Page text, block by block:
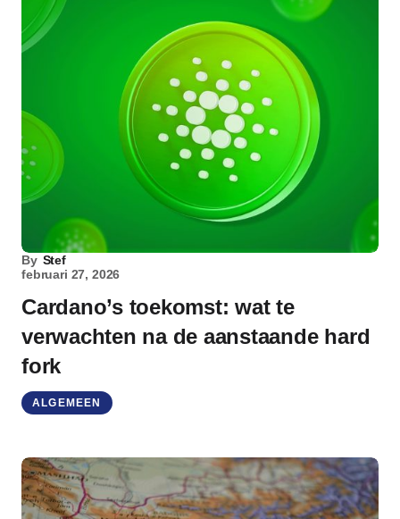
By Stef
februari 27, 2026
Cardano’s toekomst: wat te
verwachten na de aanstaande hard
fork
ALGEMEEN